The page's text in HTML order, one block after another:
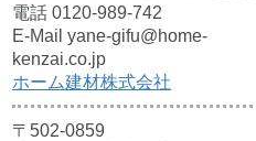
電話 0120-989-742
E-Mail yane-gifu@home-
kenzai.co.jp
ホーム建材株式会社
〒502-0859